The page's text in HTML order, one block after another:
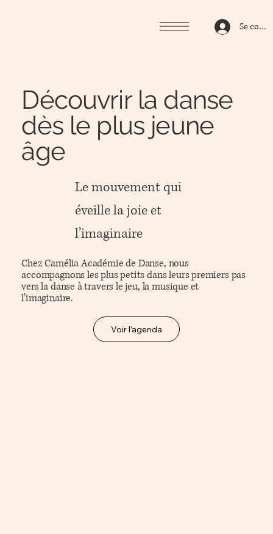
Se
Découvrir la danse
dès le plus jeune
âge
Le mouvement qui
éveille la joie et
l’imaginaire
Chez Camélia Académie de Danse, nous
accompagnons les plus petits dans leurs premiers pas
vers la danse à travers le jeu, la musique et
l’imaginaire.
Voir l’agenda